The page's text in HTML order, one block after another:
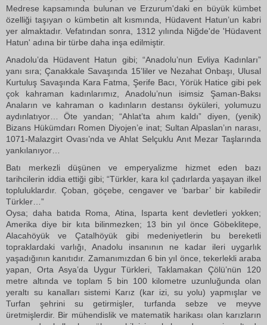
Medrese kapsamında bulunan ve Erzurum'daki en büyük kümbet
özelliği taşıyan o kümbetin alt kısmında, Hüdavent Hatun’un kabri
yer almaktadır. Vefatından sonra, 1312 yılında Niğde'de 'Hüdavent
Hatun' adına bir türbe daha inşa edilmiştir.
Anadolu’da Hüdavent Hatun gibi; “Anadolu’nun Evliya Kadınları”
yanı sıra; Çanakkale Savaşında 15’liler ve Nezahat Onbaşı, Ulusal
Kurtuluş Savaşında Kara Fatma, Şerife Bacı, Yörük Hatice gibi pek
çok kahraman kadınlarımız, Anadolu’nun isimsiz Şaman-Baksı
Anaların ve kahraman o kadınların destansı öyküleri, yolumuzu
aydınlatıyor… Öte yandan; “Ahlat’ta ahım kaldı” diyen, (yenik)
Bizans Hükümdarı Romen Diyojen’e inat; Sultan Alpaslan’ın narası,
1071-Malazgirt Ovası’nda ve Ahlat Selçuklu Anıt Mezar Taşlarında
yankılanıyor…
Batı merkezli düşünen ve emperyalizme hizmet eden bazı
tarihcilerin iddia ettiği gibi; “Türkler, kara kıl çadırlarda yaşayan ilkel
topluluklardır. Çoban, göçebe, cengaver ve ‘barbar’ bir kabiledir
Türkler…”
Oysa; daha batıda Roma, Atina, Isparta kent devletleri yokken;
Amerika diye bir kıta bilinmezken; 13 bin yıl önce Göbeklitepe,
Alacahöyük ve Çatalhöyük gibi medeniyetlerin bu bereketli
topraklardaki varlığı, Anadolu insanının ne kadar ileri uygarlık
yaşadığının kanıtıdır. Zamanımızdan 6 bin yıl önce, tekerlekli araba
yapan, Orta Asya’da Uygur Türkleri, Taklamakan Çölü’nün 120
metre altında ve toplam 5 bin 100 kilometre uzunluğunda olan
yeraltı su kanalları sistemi Karız (kar izi, su yolu) yapmışlar ve
Turfan şehrini su getirmişler, turfanda sebze ve meyve
üretmişlerdir. Bir mühendislik ve matematik harikası olan karızların